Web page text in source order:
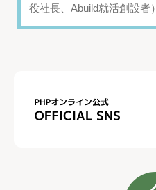
役社長、Abuild就活創設者）